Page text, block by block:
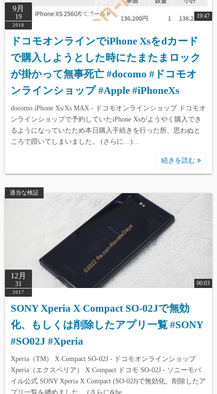
9月
19
2018
19:47
ドコモオンラインでiPhone Xsをdカード
で購入しようとした時にたまたまロック
が掛かって無事死亡 #docomo #ドコモオ
ンラインショップ #Apple #iPhoneXs
docomo iPhone Xs/Xs MAX - ドコモオンラインショップ ドコモオ
ンラインショップで予約していたiPhone Xsがようやく購入でき
るようになっていたため本日購入手続きを行った所、思わぬと
ころで躓いてしまいました。 (さらに…)…
続きを読む
適当な検証
12月
31
2017
00:03
SONY Xperia X Compact SO-02Jで無効
化、もしくは削除したアプリ一覧 #SONY
#SO02J #Xperia
Xperia（TM） X Compact SO-02J - ドコモオンラインショップ
Xperia（エクスペリア） X Compact ドコモ SO-02J - ソニーモバ
イル公式 SONY Xperia X Compact (SO-02J)で無効化、削除したア
プリ一覧を纏めました。 (さらに&he…